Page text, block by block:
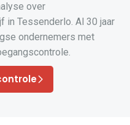
over
in Tessenderlo. Al 30 jaar
ondernemers met